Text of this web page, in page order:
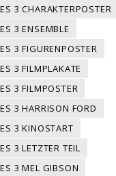
3 CHARAKTERPOSTER
3 ENSEMBLE
3 FIGURENPOSTER
3 FILMPLAKATE
3 FILMPOSTER
3 HARRISON FORD
3 KINOSTART
3 LETZTER TEIL
3 MEL GIBSON